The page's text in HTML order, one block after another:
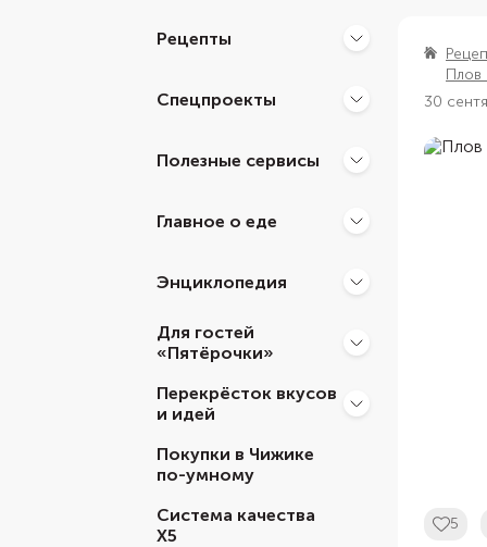
Рецепты
Спецпроекты
Полезные сервисы
Главное о еде
Энциклопедия
Для гостей
«Пятёрочки»
Перекрёсток вкусов
и идей
Покупки в Чижике
по-умному
Система качества
Х5
Плов
30
5